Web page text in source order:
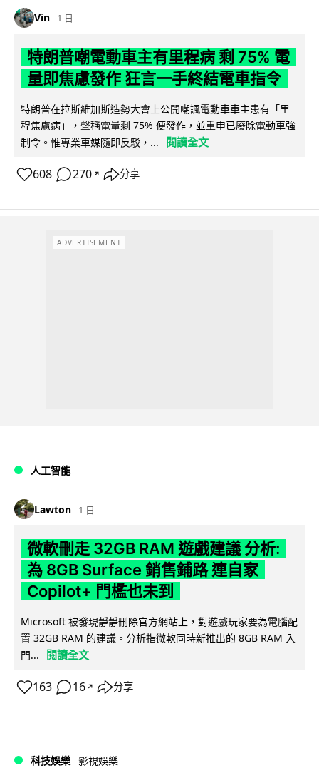
Vin 1 日
特朗普嘲電動車主有里程病 剩 75% 電
量即焦慮發作 狂言一手終結電車指令
特朗普在拉斯維加斯造勢大會上公開嘲諷電動車車主患有「里
程焦慮病」，聲稱電量剩 75% 便發作，並重申已廢除電動車強
制令。惟專業車媒隨即反駁，...
閱讀全文
608 270 ↗ 分享
ADVERTISEMENT
人工智能
Lawton 1 日
微軟刪走 32GB RAM 遊戲建議 分析:
為 8GB Surface 銷售鋪路 連自家
Copilot+ 門檻也未到
Microsoft 被發現靜靜刪除官方網站上，對遊戲玩家要為電腦配
置 32GB RAM 的建議。分析指微軟同時新推出的 8GB RAM 入
門...
閱讀全文
163 16 ↗ 分享
科技娛樂 影視娛樂